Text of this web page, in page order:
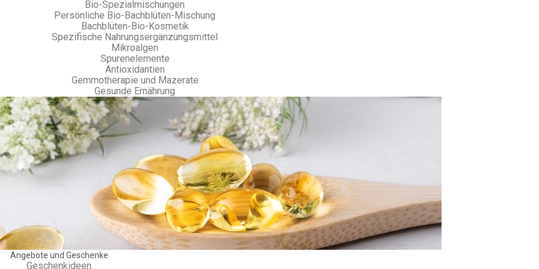
Bio-Spezialmischungen
Persönliche Bio-Bachblüten-Mischung
Bachblüten-Bio-Kosmetik
Spezifische Nahrungsergänzungsmittel
Mikroalgen
Spurenelemente
Antioxidantien
Gemmotherapie und Mazerate
Gesunde Ernährung
Angebote und Geschenke
Geschenkideen